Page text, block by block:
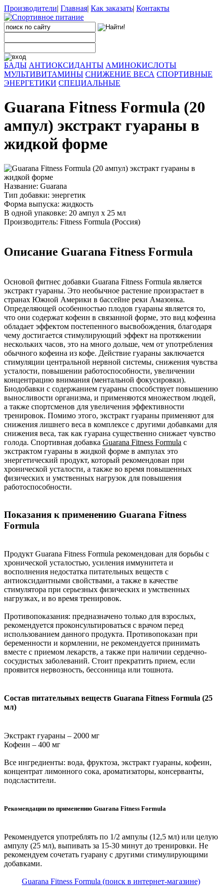
Производители| Главная| Как заказать| Контакты
БАДЫ АНТИОКСИДАНТЫ АМИНОКИСЛОТЫ
МУЛЬТИВИТАМИНЫ СНИЖЕНИЕ ВЕСА СПОРТИВНЫЕ
ЭНЕРГЕТИКИ СПЕЦИАЛЬНЫЕ
Guarana Fitness Formula (20
ампул) экстракт гуараны в
жидкой форме
Название: Guarana
Тип добавки: энергетик
Форма выпуска: жидкость
В одной упаковке: 20 ампул х 25 мл
Производитель: Fitness Formula (Россия)
Описание Guarana Fitness Formula
Основой фитнес добавки Guarana Fitness Formula является
экстракт гуараны. Это необычное растение произрастает в
странах Южной Америки в бассейне реки Амазонка.
Определяющей особенностью плодов гуараны является то,
что они содержат кофеин в связанной форме, это вид кофеина
обладает эффектом постепенного высвобождения, благодаря
чему достигается стимулирующий эффект на протяжении
нескольких часов, это на много дольше, чем от употребления
обычного кофеина из кофе. Действие гуараны заключается
стимуляции центральной нервной системы, снижения чувства
усталости, повышении работоспособности, увеличении
концентрацию внимания (ментальной фокусировки).
Биодобавки с содержанием гуараны способствует повышению
выносливости организма, и применяются множеством людей,
а также спортсменов для увеличения эффективности
тренировок. Помимо этого, экстракт гуараны применяют для
снижения лишнего веса в комплексе с другими добавками для
снижения веса, так как гуарана существенно снижает чувство
голода. Спортивная добавка Guarana Fitness Formula с
экстрактом гуараны в жидкой форме в ампулах это
энергетический продукт, который рекомендован при
хронической усталости, а также во время повышенных
физических и умственных нагрузок для повышения
работоспособности.
Показания к применению Guarana Fitness
Formula
Продукт Guarana Fitness Formula рекомендован для борьбы с
хронической усталостью, усиления иммунитета и
восполнения недостатка питательных веществ с
антиоксидантными свойствами, а также в качестве
стимулятора при серьезных физических и умственных
нагрузках, и во время тренировок.
Противопоказания: предназначено только для взрослых,
рекомендуется проконсультироваться с врачом перед
использованием данного продукта. Противопоказан при
беременности и кормлении, не рекомендуется принимать
вместе с приемом лекарств, а также при наличии сердечно-
сосудистых заболеваний. Стоит прекратить прием, если
проявится нервозность, бессонница или тошнота.
Состав питательных веществ Guarana Fitness Formula (25
мл)
Экстракт гуараны – 2000 мг
Кофеин – 400 мг
Все ингредиенты: вода, фруктоза, экстракт гуараны, кофеин,
концентрат лимонного сока, ароматизаторы, консерванты,
подсластители.
Рекомендации по применению Guarana Fitness Formula
Рекомендуется употреблять по 1/2 ампулы (12,5 мл) или целую
ампулу (25 мл), выпивать за 15-30 минут до тренировки. Не
рекомендуем сочетать гуарану с другими стимулирующими
добавками.
Guarana Fitness Formula (поиск в интернет-магазине)